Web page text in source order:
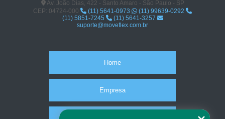
Av. João Dias, 422 - Santo Amaro - São Paulo - SP
CEP: 04724-000
(11) 5641-0973
(11) 99639-0292
(11) 5851-7245
(11) 5641-3257
suporte@moveflex.com.br
Home
Empresa